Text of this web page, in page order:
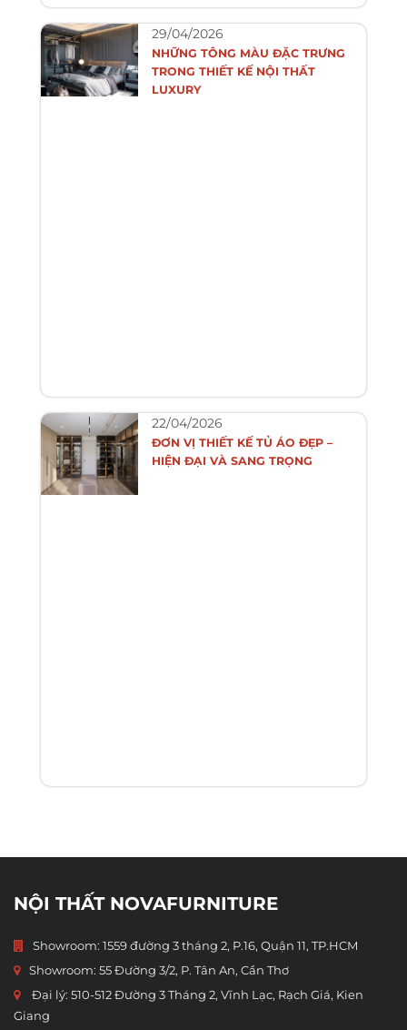
29/04/2026
NHỮNG TÔNG MÀU ĐẶC TRƯNG
TRONG THIẾT KẾ NỘI THẤT
LUXURY
22/04/2026
ĐƠN VỊ THIẾT KẾ TỦ ÁO ĐẸP –
HIỆN ĐẠI VÀ SANG TRỌNG
NỘI THẤT NOVAFURNITURE
Showroom: 1559 đường 3 tháng 2, P.16, Quận 11, TP.HCM
Showroom: 55 Đường 3/2, P. Tân An, Cần Thơ
Đại lý: 510-512 Đường 3 Tháng 2, Vĩnh Lạc, Rạch Giá, Kien
Giang